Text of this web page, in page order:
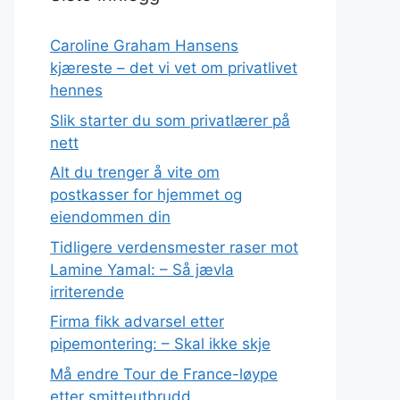
Caroline Graham Hansens
kjæreste – det vi vet om privatlivet
hennes
Slik starter du som privatlærer på
nett
Alt du trenger å vite om
postkasser for hjemmet og
eiendommen din
Tidligere verdensmester raser mot
Lamine Yamal: – Så jævla
irriterende
Firma fikk advarsel etter
pipemontering: – Skal ikke skje
Må endre Tour de France-løype
etter smitteutbrudd